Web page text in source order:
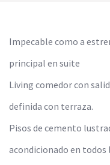
Impecable como a
principal en suite
Living comedor con
definida con terraza.
Pisos de cemento
acondicionado en todos